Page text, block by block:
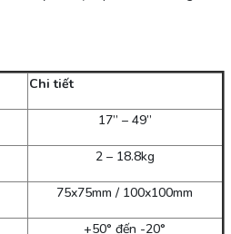
Chi tiết
17” – 49”
2 – 18.8kg
75x75mm / 100x100mm
+50° đến -20°